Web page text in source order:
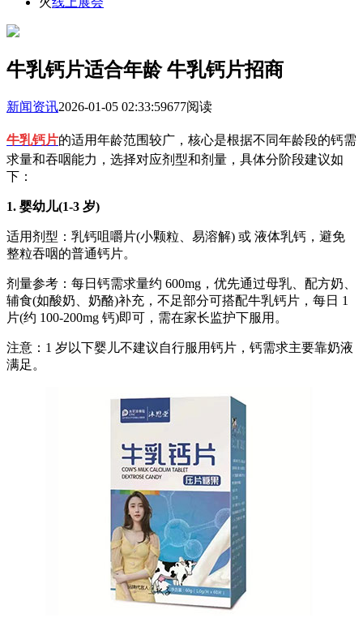
牛乳钙片适合年龄 牛乳钙片招商
新闻资讯2026-01-05 02:33:59677阅读
牛乳钙片的适用年龄范围较广，核心是根据不同年龄段的钙需
求量和吞咽能力，选择对应剂型和剂量，具体分阶段建议如
下：
1. 婴幼儿(1-3 岁)
适用剂型：乳钙咀嚼片(小颗粒、易溶解) 或 液体乳钙，避免
整粒吞咽的普通钙片。
剂量参考：每日钙需求量约 600mg，优先通过母乳、配方奶、
辅食(如酸奶、奶酪)补充，不足部分可搭配牛乳钙片，每日 1
片(约 100-200mg 钙)即可，需在家长监护下服用。
注意：1 岁以下婴儿不建议自行服用钙片，钙需求主要靠奶液
满足。